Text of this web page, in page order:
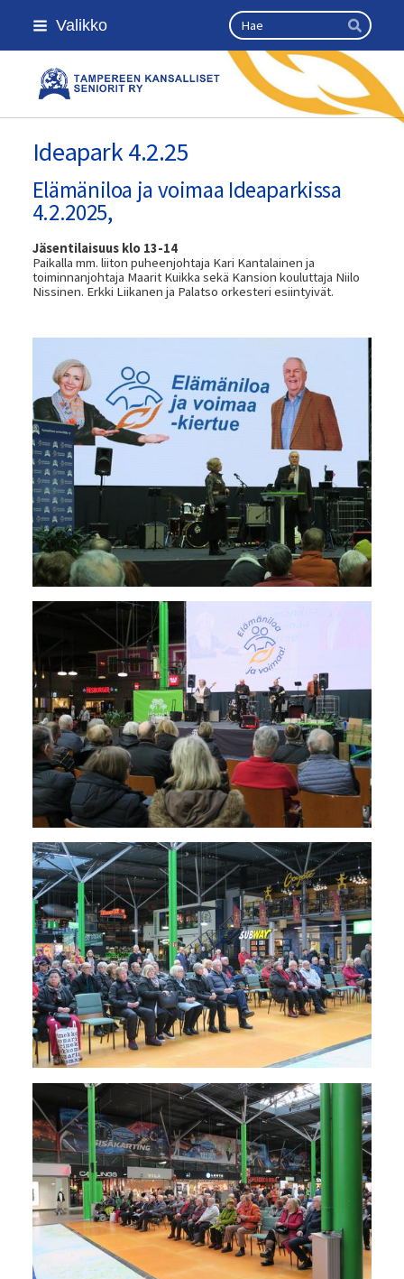
Siirry
sivun
Valikko Haku
Hae
Kansallinen senioriliitto
Ideapark 4.2.25
Elämäniloa ja voimaa Ideaparkissa
4.2.2025,
Jäsentilaisuus klo 13-14
Paikalla mm. liiton puheenjohtaja Kari Kantalainen ja
toiminnanjohtaja Maarit Kuikka sekä Kansion kouluttaja Niilo
Nissinen. Erkki Liikanen ja Palatso orkesteri esiintyivät.